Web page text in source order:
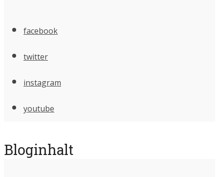
facebook
twitter
instagram
youtube
Bloginhalt